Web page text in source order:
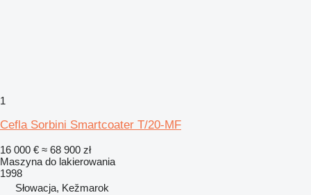
1
Cefla Sorbini Smartcoater T/20-MF
16 000 € ≈ 68 900 zł
Maszyna do lakierowania
1998
Słowacja, Kežmarok